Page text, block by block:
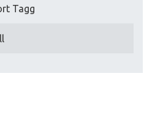
Tagg